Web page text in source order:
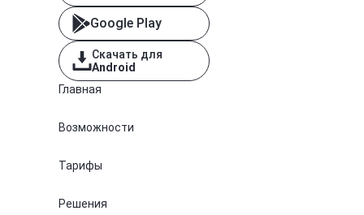
Google Play
Скачать для
Android
Главная
Возможности
Тарифы
Решения